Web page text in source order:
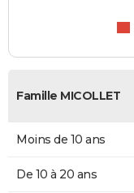
Famille MICOLLET
Moins de 10 ans
De 10 à 20 ans